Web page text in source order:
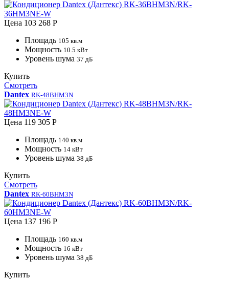
Цена 103 268 Р
Площадь 105 кв.м
Мощность 10.5 кВт
Уровень шума 37 дБ
Купить
Смотреть
Dantex RK-48BHM3N
Цена 119 305 Р
Площадь 140 кв.м
Мощность 14 кВт
Уровень шума 38 дБ
Купить
Смотреть
Dantex RK-60BHM3N
Цена 137 196 Р
Площадь 160 кв.м
Мощность 16 кВт
Уровень шума 38 дБ
Купить